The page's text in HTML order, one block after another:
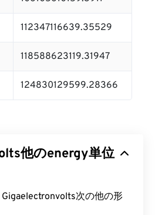
112347116639.35529
118588623119.31947
124830129599.28366
他のenergy単位
次の他の形